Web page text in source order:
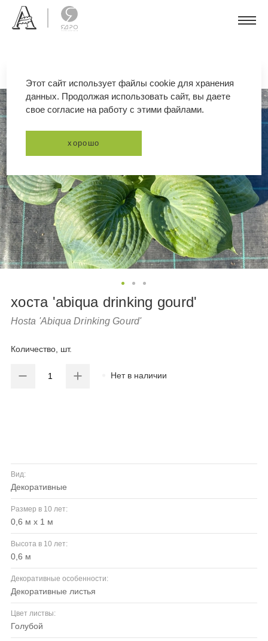
хоста 'abiqua drinking gourd'
Hosta 'Abiqua Drinking Gourd'
Количество, шт.
Нет в наличии
Вид:
декоративные
Размер в 10 лет:
0,6 м х 1 м
Высота в 10 лет:
0,6 м
Декоративные особенности:
декоративные листья
Цвет листвы:
голубой
Этот сайт использует файлы cookie для хранения
данных. Продолжая использовать сайт, вы даете
свое согласие на работу с этими файлами.
хорошо